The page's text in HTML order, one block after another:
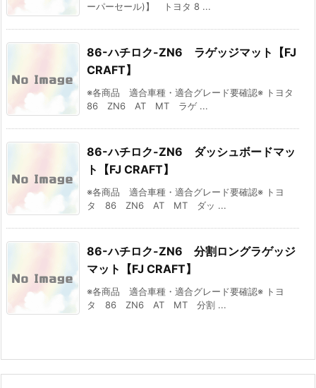
ーパーセール)】 トヨタ 8 ...
86-ハチロク-ZN6 ラゲッジマット【FJ
CRAFT】
※各商品 適合車種・適合グレード要確認※ トヨタ
86 ZN6 AT MT ラゲ ...
86-ハチロク-ZN6 ダッシュボードマッ
ト【FJ CRAFT】
※各商品 適合車種・適合グレード要確認※ トヨ
タ 86 ZN6 AT MT ダッ ...
86-ハチロク-ZN6 分割ロングラゲッジ
マット【FJ CRAFT】
※各商品 適合車種・適合グレード要確認※ トヨ
タ 86 ZN6 AT MT 分割 ...